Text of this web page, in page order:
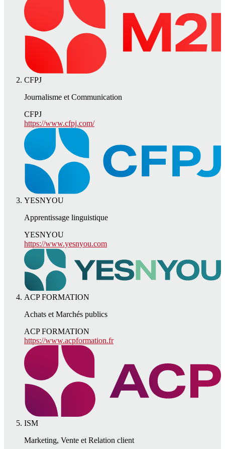
CFPJ
Journalisme et Communication
CFPJ
https://www.cfpj.com/
YESNYOU
Apprentissage linguistique
YESNYOU
https://www.yesnyou.com
ACP FORMATION
Achats et Marchés publics
ACP FORMATION
https://www.acpformation.fr
ISM
Marketing, Vente et Relation client